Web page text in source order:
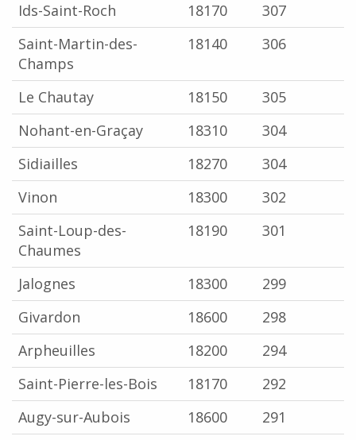
Ids-Saint-Roch
18170
307
Saint-Martin-des-
Champs
18140 306
Le Chautay 18150
305
Nohant-en-Graçay
18310
304
Sidiailles
18270
304
Vinon
18300
302
Saint-Loup-des-
Chaumes
18190 301
Jalognes 18300
299
Givardon
18600
298
Arpheuilles
18200
294
Saint-Pierre-les-Bois
18170
292
Augy-sur-Aubois
18600
291